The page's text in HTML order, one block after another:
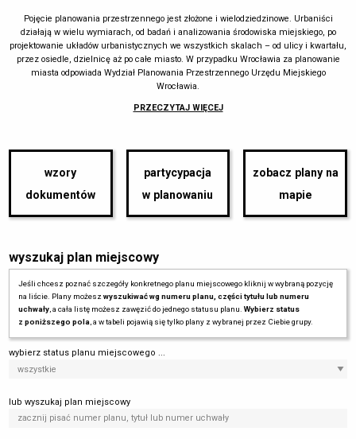
Pojęcie planowania przestrzennego jest złożone i wielodziedzinowe. Urbaniści
działają w wielu wymiarach, od badań i analizowania środowiska miejskiego, po
projektowanie układów urbanistycznych we wszystkich skalach – od ulicy i kwartału,
przez osiedle, dzielnicę aż po całe miasto. W przypadku Wrocławia za planowanie
miasta odpowiada Wydział Planowania Przestrzennego Urzędu Miejskiego
Wrocławia.
PRZECZYTAJ WIĘCEJ
wzory
dokumentów
partycypacja
w planowaniu
zobacz plany na
mapie
wyszukaj plan miejscowy
Jeśli chcesz poznać szczegóły konkretnego planu miejscowego kliknij w wybraną pozycję
na liście. Plany możeszwyszukiwać wg numeru planu, części tytułu lub numeru
uchwały, a cała listę możesz zawęzić do jednego statusu planu. Wybierz status
z poniższego pola, a w tabeli pojawią się tylko plany z wybranej przez Ciebie grupy.
wybierz status planu miejscowego ...
lub wyszukaj plan miejscowy